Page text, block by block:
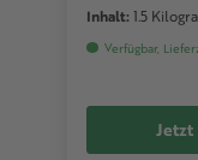
Inhalt: 1.5
Verfügbar,
Jetzt